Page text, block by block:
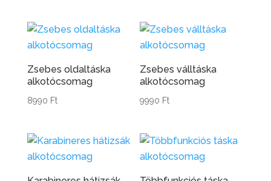
Zsebes oldaltáska
alkotócsomag
8990 Ft
Zsebes válltáska
alkotócsomag
9990 Ft